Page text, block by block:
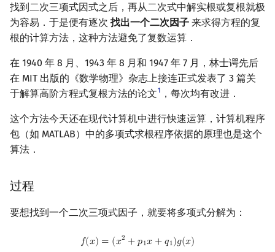
找到二次三项式因式之后，再从二次式中解实根或复根就极
为容易．于是便有逐次 找出一个二次因子 来求得方程的复
根的计算方法，这种方法避免了复数运算．
在 1940 年 8 月、1943 年 8 月和 1947 年 7 月，林士谔先后
在 MIT 出版的《数学物理》杂志上接连正式发表了 3 篇关
于解算高阶方程式复根方法的论文1 ，每次均有改进．
这个方法今天还在现代计算机中进行快速运算，计算机程序
包（如 MATLAB）中的多项式求根程序依据的原理也是这个
算法．
过程
要想找到一个二次三项式因子，就要将多项式分解为：
𝑓(𝑥) = (𝑥2 +𝑝1𝑥 +𝑞1)𝑔(𝑥)
f( x) =(x2 +p 1x+q 1 g(x)